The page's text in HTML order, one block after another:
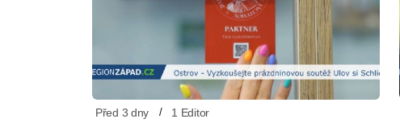
Před 3 dny 1 Editor